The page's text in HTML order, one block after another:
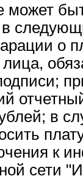
может
о
в
к
сети